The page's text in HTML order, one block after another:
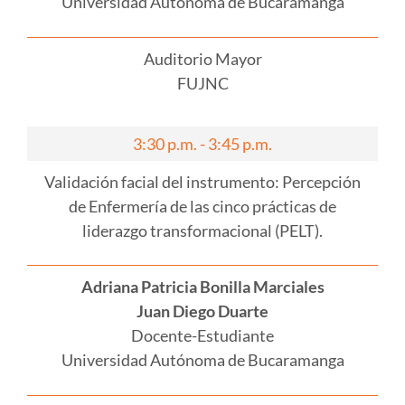
Auditorio Mayor
FUJNC
3:30 p.m. - 3:45 p.m.
Validación facial del instrumento: Percepción
de Enfermería de las cinco prácticas de
liderazgo transformacional (PELT).
Adriana Patricia Bonilla Marciales
Juan Diego Duarte
Docente-Estudiante
Universidad Autónoma de Bucaramanga